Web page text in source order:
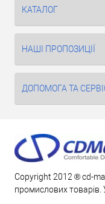
КАТАЛОГ
НАШІ ПРОПОЗИЦІЇ
ДОПОМОГА ТА
Copyright 2012 ® cd-
промислових товарів.